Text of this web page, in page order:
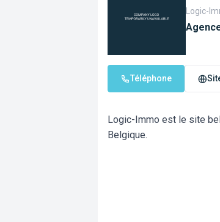
Logic-
Téléphone
Logic-Immo est le site
Belgique.